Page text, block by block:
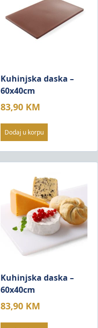
Kuhinjska daska –
60x40cm
83,90 KM
Dodaj u korpu
Kuhinjska daska –
60x40cm
83,90 KM